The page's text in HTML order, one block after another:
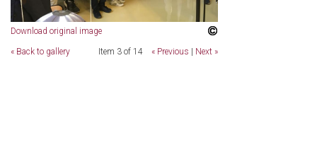
Download original image
« Back to gallery Item 3 of 14 « Previous Next »